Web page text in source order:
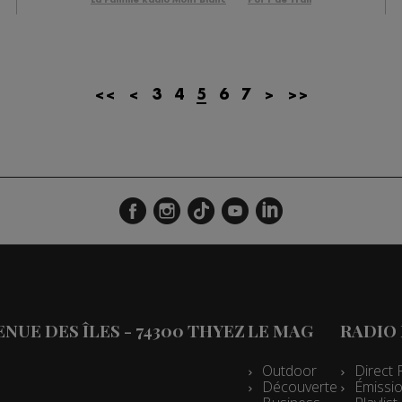
<< < 3 4 5 6 7 > >>
DES ÎLES - 74300 THYEZLE MAG
Outdoor
Découverte
RADIO
Direct